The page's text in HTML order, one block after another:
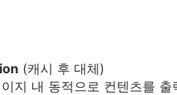
(캐시 후 대체)
지 내 동적으로 컨텐츠를 출